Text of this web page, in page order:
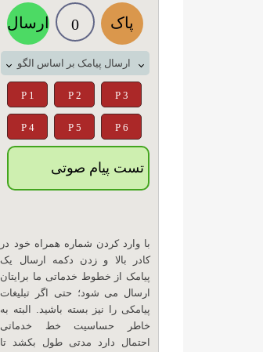
ارسال 0 پاک
ارسال پیامک بر اساس الگو
P 1 P 2 P 3
P 4 P 5 P 6
تست پیام صوتی
با وارد کردن شماره همراه خود در
کادر بالا و زدن دکمه ارسال یک
پیامک از خطوط خدماتی ما برایتان
ارسال می شود؛ حتی اگر تبلیغات
پیامکی را نیز بسته باشید. البته به
خاطر حساسیت خط خدماتی
احتمال دارد مدتی طول بکشد تا